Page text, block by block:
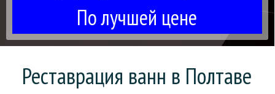
По лучшей цене
Реставрация ванн в Полтаве